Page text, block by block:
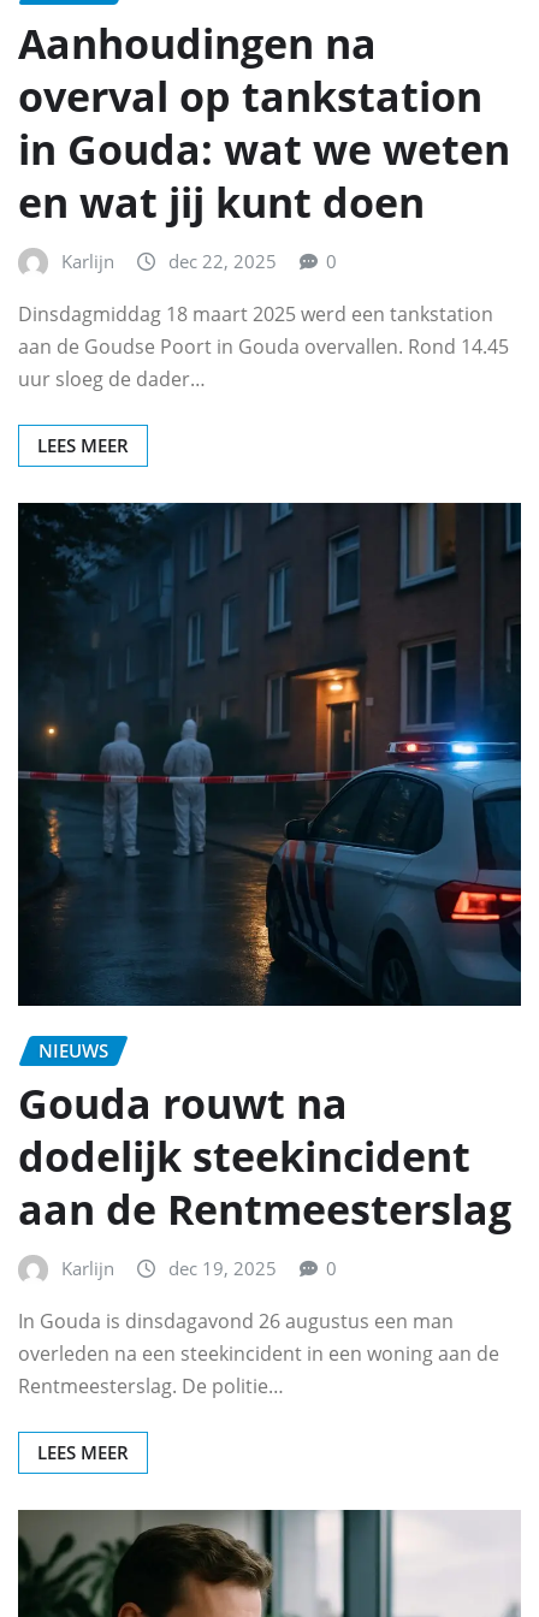
Aanhoudingen na
overval op tankstation
in Gouda: wat we weten
en wat jij kunt doen
Karlijn dec 22, 2025 0
Dinsdagmiddag 18 maart 2025 werd een tankstation
aan de Goudse Poort in Gouda overvallen. Rond 14.45
uur sloeg de dader…
LEES MEER
NIEUWS
Gouda rouwt na
dodelijk steekincident
aan de Rentmeesterslag
Karlijn dec 19, 2025 0
In Gouda is dinsdagavond 26 augustus een man
overleden na een steekincident in een woning aan de
Rentmeesterslag. De politie…
LEES MEER